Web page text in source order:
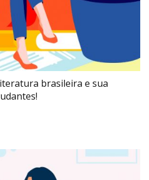
brasileira e sua